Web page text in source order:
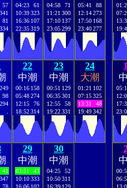
57
341
81
334
04:23
61
10:39323
16:36 107
22:35319
04:58
71
11:21 300
17:10 137
23:05299
05:41
88
12:14273
17:50 168
23:40277
249
98
294
22
中潮
00:16 158
05:48274
12:15
76
18:52314
23
中潮
00:51 129
06:35301
12:55
58
19:22331
24
大潮
01:21 102
07:15325
13:31
48
19:49342
41
347
78
29
中潮
03:51
43
10:10333
16:06 102
30
中潮
04:25
52
10:50311
16:39 129